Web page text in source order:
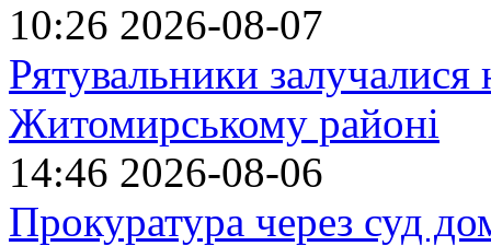
10:26 2026-08-07
Рятувальники
Житомирському районі
14:46 2026-08-06
Прокуратура через суд